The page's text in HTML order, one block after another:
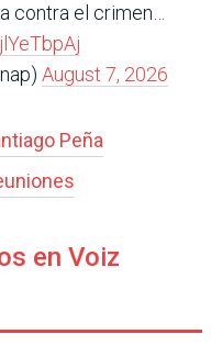
contra el crimen…
August 7, 2026
Peña
en Voiz